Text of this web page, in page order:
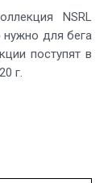
NSRL
нужно для бега
поступят в
г.